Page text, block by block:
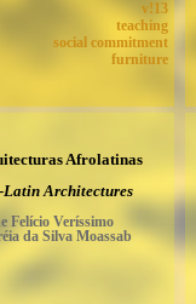
v!13
teaching
social commitment
furniture
Afrolatinas
Architectures
Felício Veríssimo
da Silva Moassab